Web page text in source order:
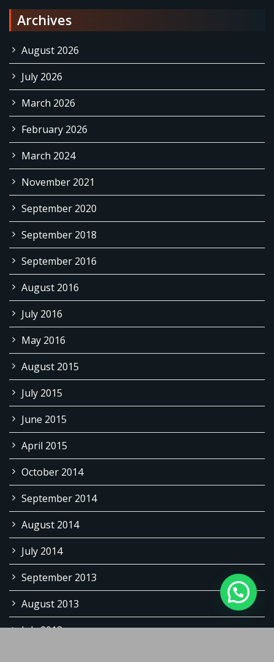
Archives
August 2026
July 2026
March 2026
February 2026
March 2024
November 2021
September 2020
September 2018
September 2016
August 2016
July 2016
May 2016
August 2015
July 2015
June 2015
April 2015
October 2014
September 2014
August 2014
July 2014
September 2013
August 2013
July 2013